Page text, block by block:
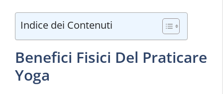
Indice dei Contenuti
Benefici Fisici Del Praticare
Yoga